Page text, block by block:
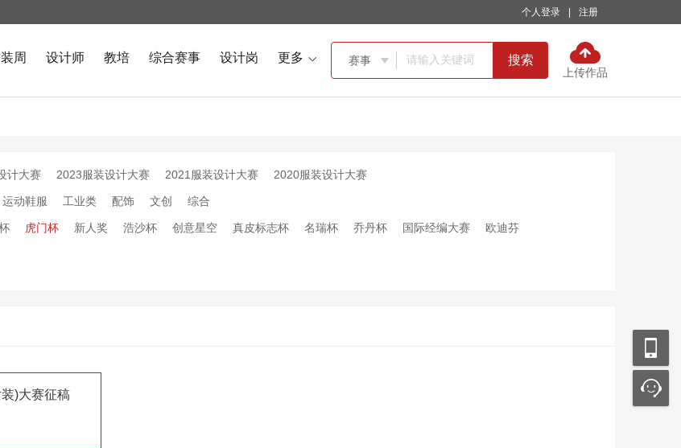
个人登录 注册
周 设计师 教培 综合赛事 设计岗 更多  赛事  搜索
上传作品
计大赛 2023服装设计大赛 2021服装设计大赛 2020服装设计大赛
运动鞋服 工业类 配饰 文创 综合
虎门杯 新人奖 浩沙杯 创意星空 真皮标志杯 名瑞杯 乔丹杯 国际经编大赛 欧迪芬
)大赛征稿